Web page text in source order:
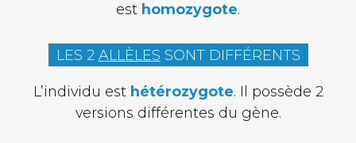
est homozygote.
LES 2 ALLÈLES SONT DIFFÉRENTS
L’individu est hétérozygote. Il possède 2
versions différentes du gène.